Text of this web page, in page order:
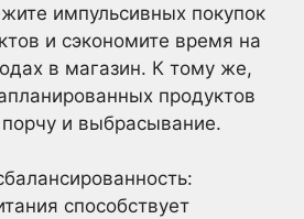
импульсивных покупок
и сэкономите время на
в магазин. К тому же,
продуктов
порчу и выбрасывание.
способствует